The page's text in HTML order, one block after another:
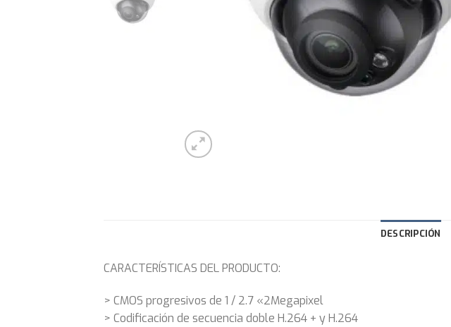
DESCRIPCIÓN
CARACTERÍSTICAS DEL PRODUCTO:
> CMOS progresivos de 1 / 2.7 «2Megapixel
> Codificación de secuencia doble H.264 + y H.264